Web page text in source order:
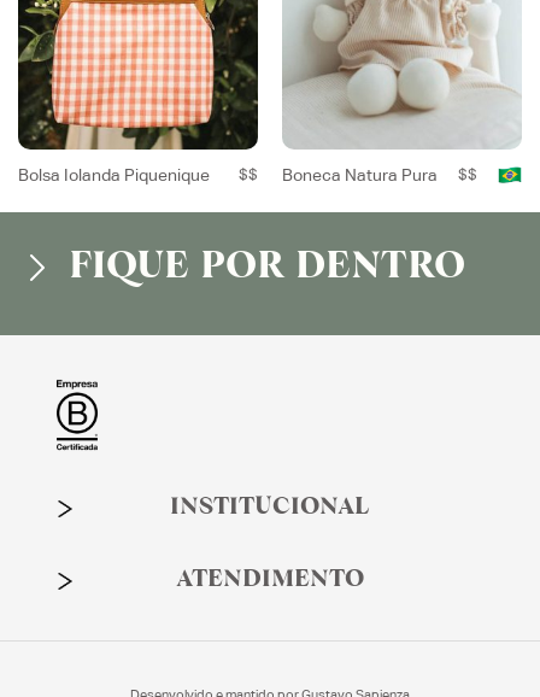
Bolsa Iolanda Piquenique $$ Boneca Natura Pura $$
FIQUE POR DENTRO
INSTITUCIONAL
ATENDIMENTO